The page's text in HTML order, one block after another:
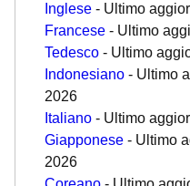
Inglese - Ultimo
Francese - Ultimo
Tedesco - Ultimo
Indonesiano - Ultimo
2026
Italiano - Ultimo
Giapponese - Ultimo
2026